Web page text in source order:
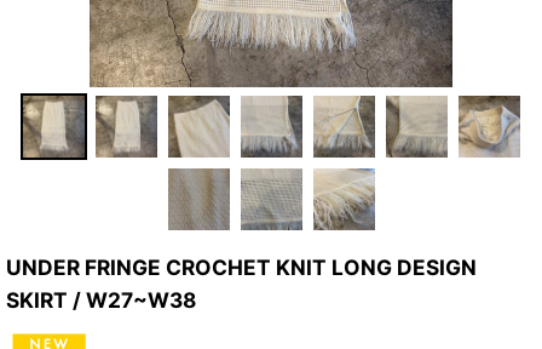
UNDER FRINGE CROCHET KNIT LONG DESIGN
SKIRT / W27~W38